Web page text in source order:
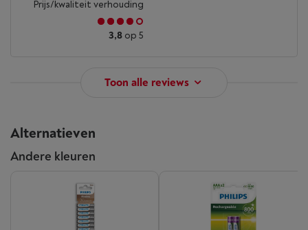
Prijs/kwaliteit verhouding
3,8 op 5
Toon alle reviews
Alternatieven
Andere kleuren